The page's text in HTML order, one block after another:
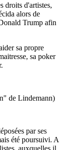
droits d'artistes,
alors de
Trump afin
sa propre
sa poker
de Lindemann)
par ses
été poursuivi. A
auxquelles il